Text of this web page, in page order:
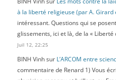
à la liberté religieuse (par A. Girard
intéressant. Questions qui se
glissements, ici et là, de la « Liberté
Juil 12, 22:25
BINH Vinhsur L’ARCOM entre
commentaire de Renard 1) Vous